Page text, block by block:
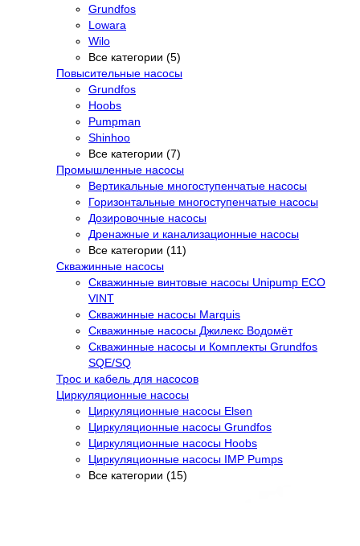
Grundfos
Lowara
Wilo
Все категории (5)
Повысительные насосы
Grundfos
Hoobs
Pumpman
Shinhoo
Все категории (7)
Промышленные насосы
Вертикальные многоступенчатые насосы
Горизонтальные многоступенчатые насосы
Дозировочные насосы
Дренажные и канализационные насосы
Все категории (11)
Скважинные насосы
Скважинные винтовые насосы Unipump ECO
VINT
Скважинные насосы Marquis
Скважинные насосы Джилекс Водомёт
Скважинные насосы и Комплекты Grundfos
SQE/SQ
Трос и кабель для насосов
Циркуляционные насосы
Циркуляционные насосы Elsen
Циркуляционные насосы Grundfos
Циркуляционные насосы Hoobs
Циркуляционные насосы IMP Pumps
Все категории (15)